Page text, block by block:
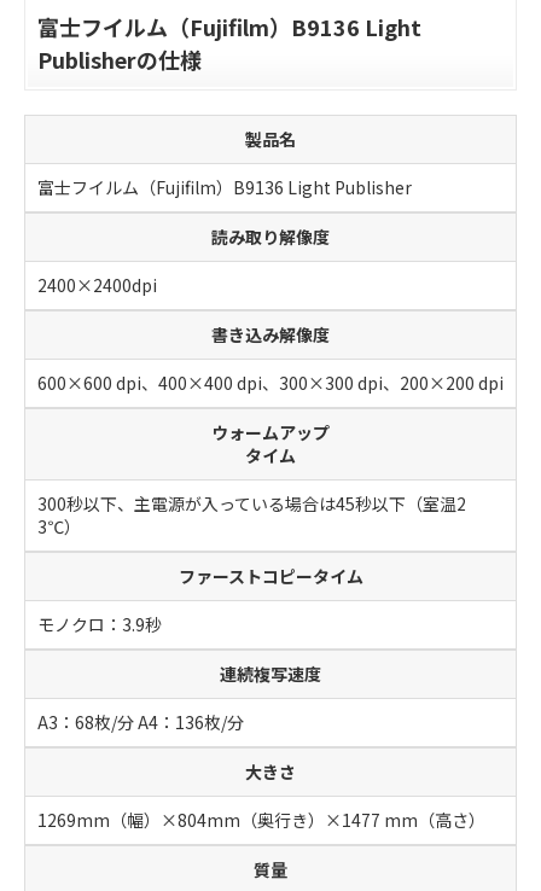
富士フイルム（Fujifilm）B9136 Light
Publisherの仕様
製品名
富士フイルム（Fujifilm）B9136 Light Publisher
読み取り解像度
2400×2400dpi
書き込み解像度
600×600 dpi、400×400 dpi、300×300 dpi、200×200 dpi
ウォームアップ
タイム
300秒以下、主電源が入っている場合は45秒以下（室温2
3℃）
ファーストコピータイム
モノクロ：3.9秒
連続複写速度
A3：68枚/分 A4：136枚/分
大きさ
1269mm（幅）×804mm（奥行き）×1477 mm（高さ）
質量